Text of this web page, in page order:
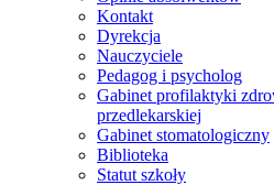
Kontakt
Dyrekcja
Nauczyciele
Pedagog i psycholog
Gabinet profilaktyki
przedlekarskiej
Gabinet stomatologiczny
Biblioteka
Statut szkoły